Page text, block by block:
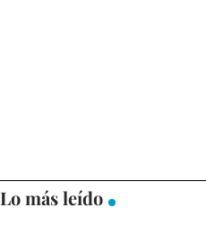
Lo más leído